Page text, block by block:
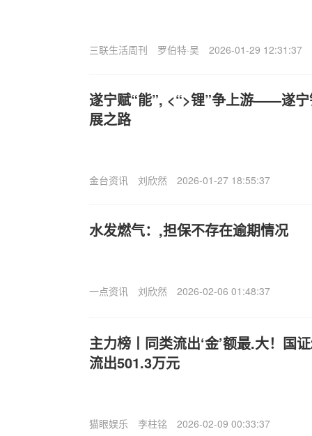
三联生活周刊 罗伯特·吴 2026-01-29 12:31:37
遂宁赋“能”, <“>锂”争上游——遂
展之路
金台资讯 刘欣然 2026-01-27 18:55:37
水发燃气：,担保不存在逾期情况
一点资讯 刘欣然 2026-02-06 01:48:37
主力榜丨同类流出‘金’额最.大！国
流出501.3万元
猫眼娱乐 李柱铭 2026-02-09 00:33:37